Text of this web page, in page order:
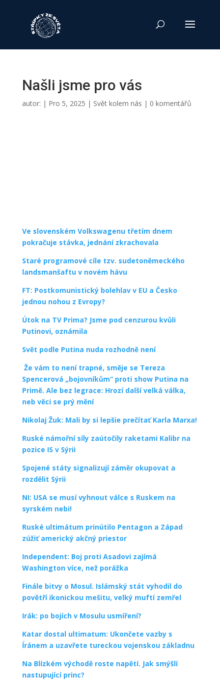
Našli jsme pro vás
autor: | Pro 5, 2025 | Svět kolem nás | 0 komentářů
Ve slovenském Volkswagenu třetím dnem
pokračuje stávka, jednání zkrachovala
Staré programové cíle tzv. sudetoněmeckého
landsmanšaftu v novém hávu
FT: Postkomunistický bolehlav v EU a Česko
jednou nohou z Evropy?
Útok na TV Prima? Jsme pod cenzurou kvůli
Putinovi, oznámila
Svět podle Putina nuda rozhodně není
Že vám to není trapné, směje se Tereza
Spencerová „bojovníkům“ proti show Putina na
Primě. Ale bez legrace: Hrozí další velká válka,
neb věci se prý mění
Nikolaj Žuk: Mali by si lepšie prečítať Karla Marxa!
Ruské námořní síly zaútočily raketami Kalibr na
pozice IS v Sýrii
Spojené státy signalizují záměr okupovat a
rozdělit Sýrii
NI: USA se musí vyhnout válce s Ruskem na
syrském nebi!
Ruské ultimátum prinútilo Pentagon a Západ
zúžiť americký akčný priestor
Independent: Boj proti Asadovi zajímá
Washington více, než porážka
Finále bitvy o Mosul. Islámský stát vyhodil do
povětří ikonickou mešitu, velký muftí zemřel
Irák: po bojích v Mosulu usmíření?
Katar dostal ultimatum: Ukončete vazby s
Íránem a uzavřete tureckou vojenskou základnu
Na Blízkém východě roste napětí. Jak smýšlí
nastupující princ?